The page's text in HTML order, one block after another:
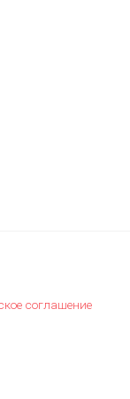
соглашение